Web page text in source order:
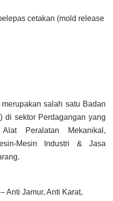
cetakan (mold release
salah satu Badan
di sektor Perdagangan yang
Peralatan Mekanikal,
Mesin Industri & Jasa
Anti Jamur, Anti Karat,